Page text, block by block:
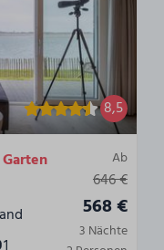
8,5
Ab
646 €
568 €
3 Nächte